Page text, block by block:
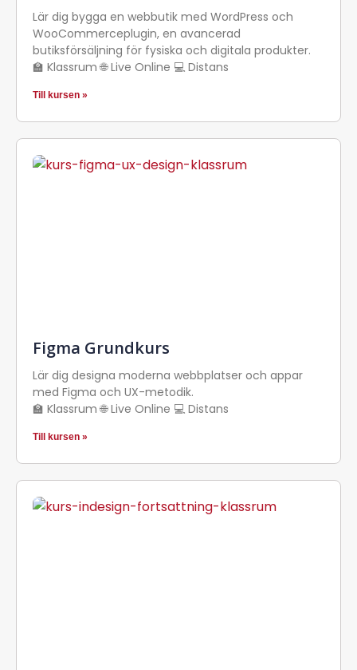
Lär dig bygga en webbutik med WordPress och
WooCommerceplugin, en avancerad
butiksförsäljning för fysiska och digitala produkter.
🏫 Klassrum 🌐 Live Online 💻 Distans
Till kursen »
Figma Grundkurs
Lär dig designa moderna webbplatser och appar
med Figma och UX-metodik.
🏫 Klassrum 🌐 Live Online 💻 Distans
Till kursen »